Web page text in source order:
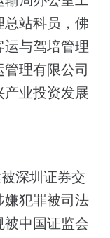
站科员，佛
与驾培管理
理有限公司
业投资发展
深圳证券交
嫌犯罪被司法
中国证监会